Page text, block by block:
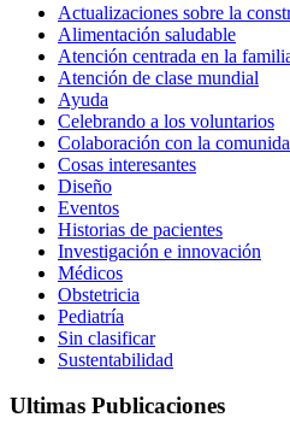
Actualizaciones sobre la
Alimentación saludable
Atención centrada en la
Atención de clase mundial
Ayuda
Celebrando a los voluntarios
Colaboración con la
Cosas interesantes
Diseño
Eventos
Historias de pacientes
Investigación e innovación
Médicos
Obstetricia
Pediatría
Sin clasificar
Sustentabilidad
Ultimas Publicaciones